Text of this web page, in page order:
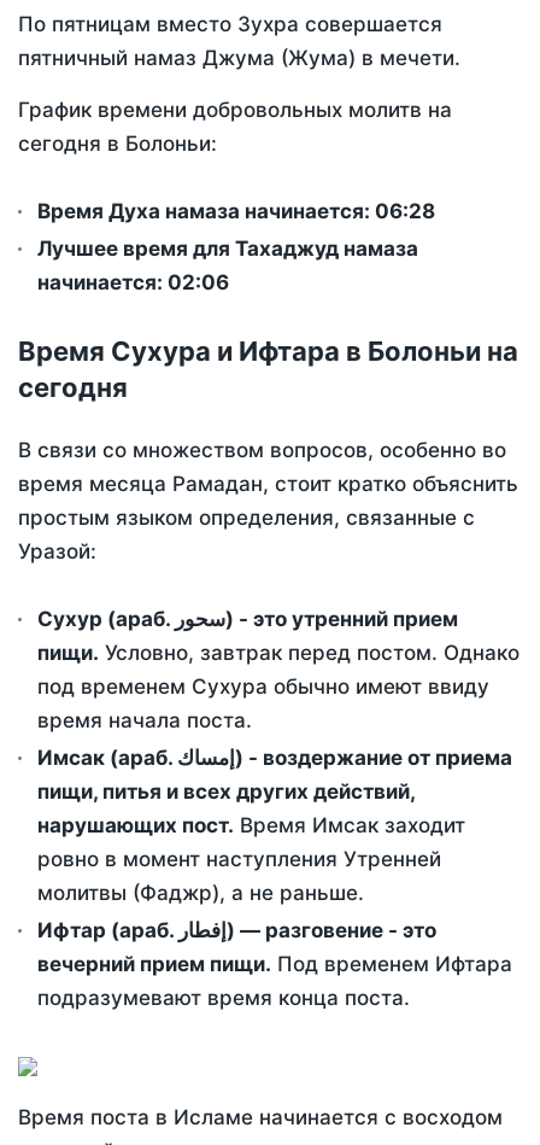
По пятницам вместо Зухра совершается
пятничный намаз Джума (Жума) в мечети.
График времени добровольных молитв на
сегодня в Болоньи:
Время Духа намаза начинается: 06:28
Лучшее время для Тахаджуд намаза
начинается: 02:06
Время Сухура и Ифтара в Болоньи на
сегодня
В связи со множеством вопросов, особенно во
время месяца Рамадан, стоит кратко объяснить
простым языком определения, связанные с
Уразой:
Сухур (араб. سحور) - это утренний прием
пищи. Условно, завтрак перед постом. Однако
под временем Сухура обычно имеют ввиду
время начала поста.
Имсак (араб. إمساك) - воздержание от приема
пищи, питья и всех других действий,
нарушающих пост. Время Имсак заходит
ровно в момент наступления Утренней
молитвы (Фаджр), а не раньше.
Ифтар (араб. إفطار) — разговение - это
вечерний прием пищи. Под временем Ифтара
подразумевают время конца поста.
Время поста в Исламе начинается с восходом